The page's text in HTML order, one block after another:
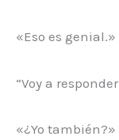
«Eso es genial.»
“Voy a
«¿Yo también?»